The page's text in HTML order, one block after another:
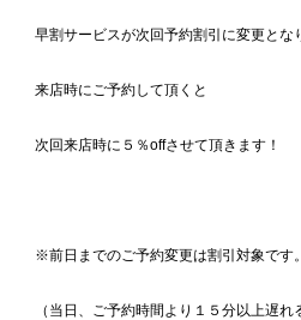
早割サービスが次回予約割引に変更とな
来店時にご予約して頂くと
次回来店時に５％offさせて頂きます！
※前日までのご予約変更は割引対象です。
（当日、ご予約時間より１５分以上遅